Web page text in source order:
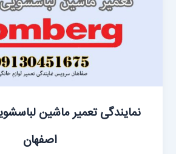
نمایندگی تعمیر ماشین
اصفهان